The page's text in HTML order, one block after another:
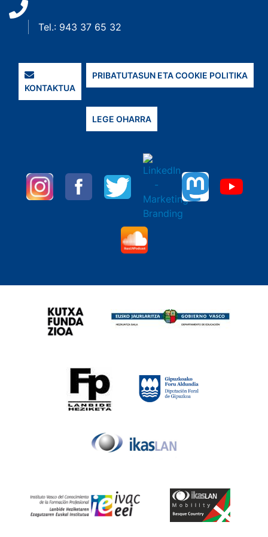
Tel.: 943 37 65 32
KONTAKTUA
PRIBATUTASUN ETA COOKIE POLITIKA
LEGE OHARRA